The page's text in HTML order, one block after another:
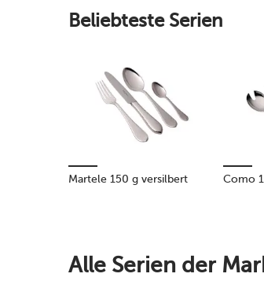
Beliebteste Serien
Martele 150 g versilbert Como
Alle Serien der